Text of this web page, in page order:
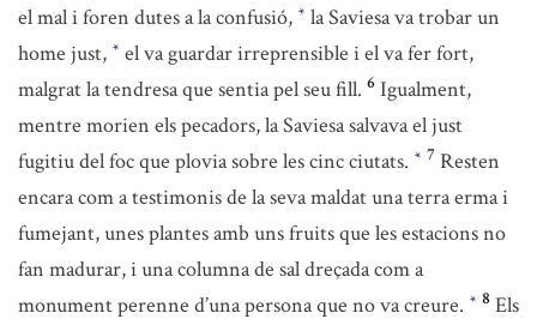
el mal i foren dutes a la confusió, * la Saviesa va trobar un
home just, * el va guardar irreprensible i el va fer fort,
malgrat la tendresa que sentia pel seu fill. 6 Igualment,
mentre morien els pecadors, la Saviesa salvava el just
fugitiu del foc que plovia sobre les cinc ciutats. * 7 Resten
encara com a testimonis de la seva maldat una terra erma i
fumejant, unes plantes amb uns fruits que les estacions no
fan madurar, i una columna de sal dreçada com a
monument perenne d’una persona que no va creure. * 8 Els